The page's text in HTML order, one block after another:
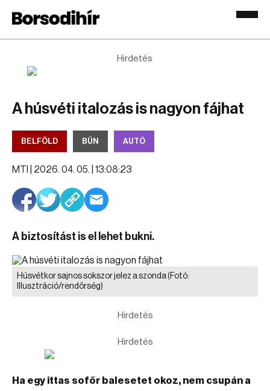
Hirdetés
A húsvéti italozás is nagyon fájhat
BELFÖLD BŰN AUTÓ
MTI | 2026. 04. 05. | 13:08:23
A biztosítást is el lehet bukni.
Húsvétkor sajnos sokszor jelez a szonda(Fotó:
Illusztráció/rendőrség)
Hirdetés
Hirdetés
Ha egy ittas sofőr balesetet okoz, nem csupán a